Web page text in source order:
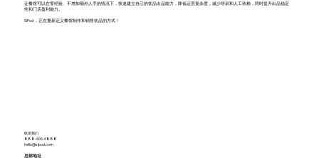
让餐馆可以在零经验、不增加额外人手的情况下，快速建立自己的饮品出品能力，降低运营复杂度，减少培训和人工依赖，同时提升出品稳定
性和门店盈利能力。
SiPod ，正在重新定义餐馆制作和销售饮品的方式！
联系我们
888-606-6888
hello@sipod.com
总部地址